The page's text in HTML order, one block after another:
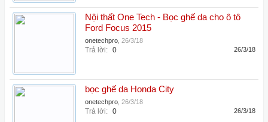
Nội thất One Tech - Bọc ghế da cho ô tô
Ford Focus 2015
onetechpro 26/3/18
Trả lời: 0 26/3/18
bọc ghế da Honda City
onetechpro 26/3/18
Trả lời: 0 26/3/18